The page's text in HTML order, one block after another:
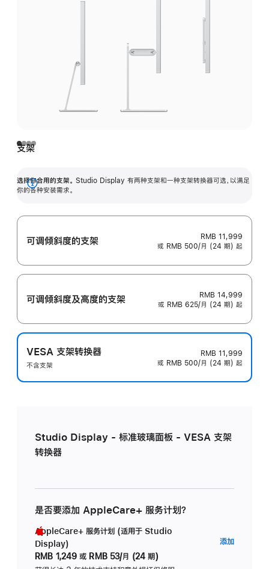
支架
选择你合用的支架。 Studio Display 有两种支架和一种支架转换器可选，以满足
你的各种安装需求。
展
可调倾斜度的支架
RMB 11,999
或 RMB 500/月 (24 期) 起
可调倾斜度及高‍度的支‍架
RMB 14,999
或 RMB 625/月 (24 期) 起
VESA 支架转换器
不含支架
RMB 11,999
或 RMB 500/月 (24 期) 起
Studio Display - 标准玻璃面板 - VESA 支架
转换器
是否要添加 AppleCare+ 服务计划？
AppleCare+ 服务计划 (适用于 Studio
Display)
RMB 1,249 或 RMB 53/月 (24 期)
添加